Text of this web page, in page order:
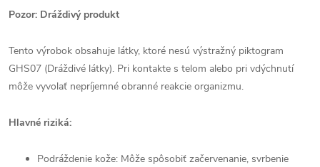
Pozor: Dráždivý produkt
Tento výrobok obsahuje látky, ktoré nesú výstražný piktogram
GHS07 (Dráždivé látky). Pri kontakte s telom alebo pri vdýchnutí
môže vyvolať nepríjemné obranné reakcie organizmu.
Hlavné riziká:
Podráždenie kože: Môže spôsobiť začervenanie, svrbenie